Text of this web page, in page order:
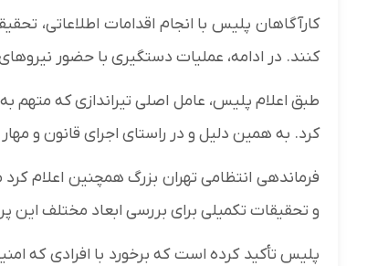
کارآگاهان پلیس با انجام اقدامات اطلاعاتی،
کنند. در ادامه، عملیات دستگیری با حضور
طبق اعلام پلیس، عامل اصلی تیراندازی که متهم
کرد. به همین دلیل و در راستای اجرای قانون و
فرماندهی انتظامی تهران بزرگ همچنین اعلام کرد
و تحقیقات تکمیلی برای بررسی ابعاد مختلف این
پلیس تأکید کرده است که برخورد با افرادی که